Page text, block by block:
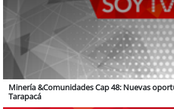
Minería &Comunidades Cap 48: Nuevas
Tarapacá